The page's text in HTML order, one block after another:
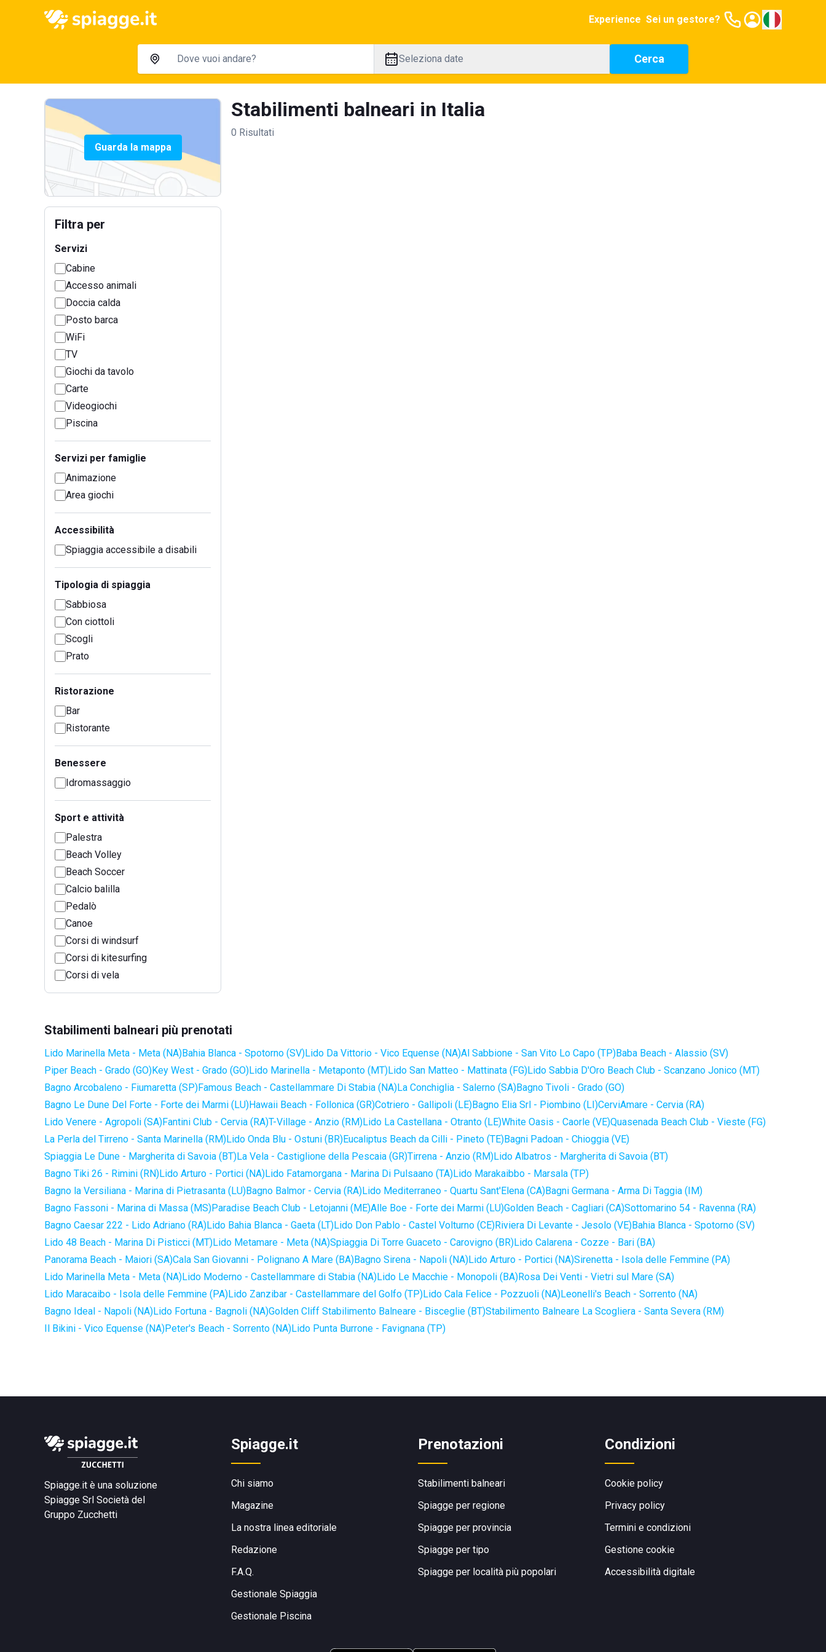
Experience Sei un gestore?
Seleziona date Cerca
Guarda la mappa
Filtra per
Servizi
Cabine
Accesso animali
Doccia calda
Posto barca
WiFi
TV
Giochi da tavolo
Carte
Videogiochi
Piscina
Servizi per famiglie
Animazione
Area giochi
Accessibilità
Spiaggia accessibile a disabili
Tipologia di spiaggia
Sabbiosa
Con ciottoli
Scogli
Prato
Ristorazione
Bar
Ristorante
Benessere
Idromassaggio
Sport e attività
Palestra
Beach Volley
Beach Soccer
Calcio balilla
Pedalò
Canoe
Corsi di windsurf
Corsi di kitesurfing
Corsi di vela
Stabilimenti balneari in Italia
0 Risultati
Stabilimenti balneari più prenotati
Lido Marinella Meta - Meta (NA)Bahia Blanca - Spotorno (SV)Lido Da Vittorio - Vico Equense (NA)Al Sabbione - San Vito Lo Capo (TP)Baba Beach - Alassio (SV)
Piper Beach - Grado (GO)Key West - Grado (GO)Lido Marinella - Metaponto (MT)Lido San Matteo - Mattinata (FG)Lido Sabbia D'Oro Beach Club - Scanzano Jonico (MT)
Bagno Arcobaleno - Fiumaretta (SP)Famous Beach - Castellammare Di Stabia (NA)La Conchiglia - Salerno (SA)Bagno Tivoli - Grado (GO)
Bagno Le Dune Del Forte - Forte dei Marmi (LU)Hawaii Beach - Follonica (GR)Cotriero - Gallipoli (LE)Bagno Elia Srl - Piombino (LI)CerviAmare - Cervia (RA)
Lido Venere - Agropoli (SA)Fantini Club - Cervia (RA)T-Village - Anzio (RM)Lido La Castellana - Otranto (LE)White Oasis - Caorle (VE)Quasenada Beach Club - Vieste (FG)
La Perla del Tirreno - Santa Marinella (RM)Lido Onda Blu - Ostuni (BR)Eucaliptus Beach da Cilli - Pineto (TE)Bagni Padoan - Chioggia (VE)
Spiaggia Le Dune - Margherita di Savoia (BT)La Vela - Castiglione della Pescaia (GR)Tirrena - Anzio (RM)Lido Albatros - Margherita di Savoia (BT)
Bagno Tiki 26 - Rimini (RN)Lido Arturo - Portici (NA)Lido Fatamorgana - Marina Di Pulsaano (TA)Lido Marakaibbo - Marsala (TP)
Bagno la Versiliana - Marina di Pietrasanta (LU)Bagno Balmor - Cervia (RA)Lido Mediterraneo - Quartu Sant'Elena (CA)Bagni Germana - Arma Di Taggia (IM)
Bagno Fassoni - Marina di Massa (MS)Paradise Beach Club - Letojanni (ME)Alle Boe - Forte dei Marmi (LU)Golden Beach - Cagliari (CA)Sottomarino 54 - Ravenna (RA)
Bagno Caesar 222 - Lido Adriano (RA)Lido Bahia Blanca - Gaeta (LT)Lido Don Pablo - Castel Volturno (CE)Riviera Di Levante - Jesolo (VE)Bahia Blanca - Spotorno (SV)
Lido 48 Beach - Marina Di Pisticci (MT)Lido Metamare - Meta (NA)Spiaggia Di Torre Guaceto - Carovigno (BR)Lido Calarena - Cozze - Bari (BA)
Panorama Beach - Maiori (SA)Cala San Giovanni - Polignano A Mare (BA)Bagno Sirena - Napoli (NA)Lido Arturo - Portici (NA)Sirenetta - Isola delle Femmine (PA)
Lido Marinella Meta - Meta (NA)Lido Moderno - Castellammare di Stabia (NA)Lido Le Macchie - Monopoli (BA)Rosa Dei Venti - Vietri sul Mare (SA)
Lido Maracaibo - Isola delle Femmine (PA)Lido Zanzibar - Castellammare del Golfo (TP)Lido Cala Felice - Pozzuoli (NA)Leonelli's Beach - Sorrento (NA)
Bagno Ideal - Napoli (NA)Lido Fortuna - Bagnoli (NA)Golden Cliff Stabilimento Balneare - Bisceglie (BT)Stabilimento Balneare La Scogliera - Santa Severa (RM)
Il Bikini - Vico Equense (NA)Peter's Beach - Sorrento (NA)Lido Punta Burrone - Favignana (TP)
Spiagge.it è una soluzione
Spiagge Srl Società del
Gruppo Zucchetti
Spiagge.it
Chi siamo
Magazine
La nostra linea editoriale
Redazione
F.A.Q.
Gestionale Spiaggia
Gestionale Piscina
Prenotazioni
Stabilimenti balneari
Spiagge per regione
Spiagge per provincia
Spiagge per tipo
Spiagge per località più popolari
Condizioni
Cookie policy
Privacy policy
Termini e condizioni
Gestione cookie
Accessibilità digitale